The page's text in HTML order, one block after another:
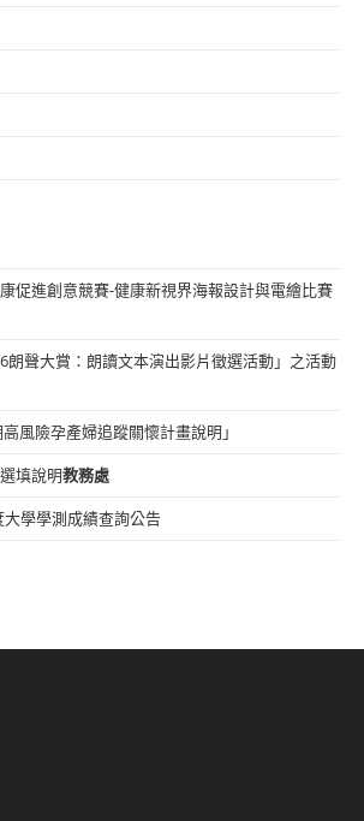
促進創意競賽-健康新視界海報設計與電繪比賽
朗聲大賞：朗讀文本演出影片徵選活動」之活動
風險孕產婦追蹤關懷計畫說明」
填說明教務處
大學學測成績查詢公告